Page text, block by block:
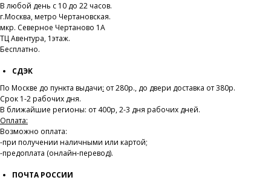
В любой день с 10 до 22 часов.
г.Москва, метро Чертановская.
мкр. Северное Чертаново 1А
ТЦ Авентура, 1этаж.
Бесплатно.
СДЭК
По Москве до пункта выдачи: от 280р., до двери доставка от 380р.
Срок 1-2 рабочих дня.
В ближайшие регионы: от 400р, 2-3 дня рабочих дней.
Оплата:
Возможно оплата:
-при получении наличными или картой;
-предоплата (онлайн-перевод).
ПОЧТА РОССИИ